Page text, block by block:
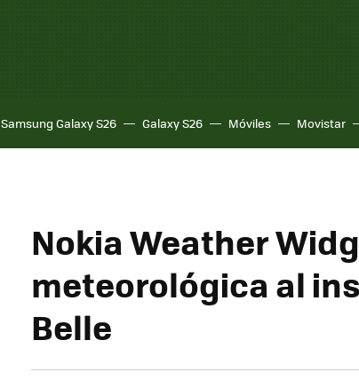
Samsung Galaxy S26 Galaxy S26 Móviles Movistar
Nokia Weather
meteorológica al
Belle